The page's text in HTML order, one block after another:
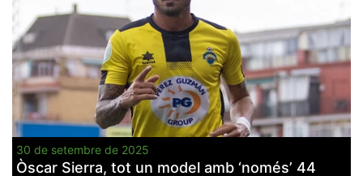
30 de setembre de 2025
Òscar Sierra, tot un model amb ‘només’ 44